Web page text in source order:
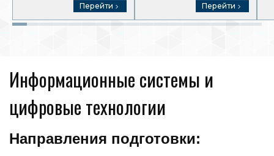
Перейти Перейти
Информационные системы и
цифровые технологии
Направления подготовки: